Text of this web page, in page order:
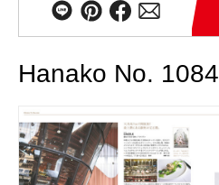
Hanako No. 1084